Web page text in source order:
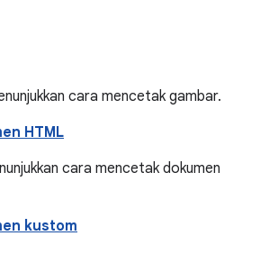
cara mencetak gambar.
HTML
cara mencetak dokumen
kustom